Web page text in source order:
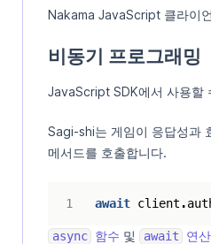
Nakama JavaScript 클라이
비동기 프로그래밍
JavaScript SDK에서 사용할
Sagi-shi는 게임이 응답성과
메서드를 호출합니다.
await client .
async 함수 및 await 연